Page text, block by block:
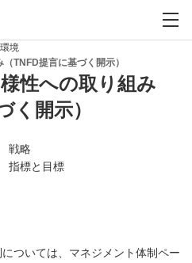
環境
TNFD提言に基づく開示）
性への取り組み
く開示）
戦略
指標と目標
ついては、マネジメント体制ペー